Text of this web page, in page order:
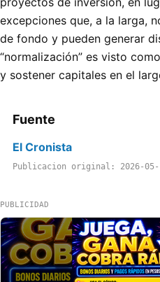
excepciones que, a la larga,
de fondo y pueden generar
“normalización” es visto
y sostener capitales en el
Fuente
El Cronista
Publicacion original: 2026-05-
PUBLICIDAD